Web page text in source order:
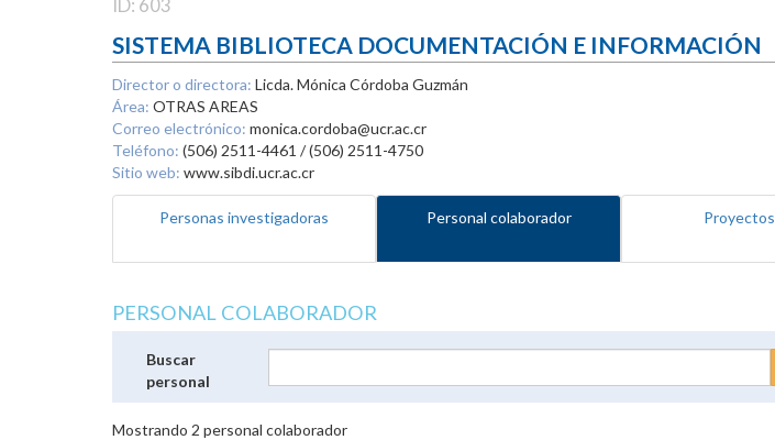
SISTEMA BIBLIOTECA DOCUMENTACIÓN E INFORMACIÓN
Director o directora: Licda. Mónica Córdoba Guzmán
Área: OTRAS AREAS
Correo electrónico: monica.cordoba@ucr.ac.cr
Teléfono: (506) 2511-4461 / (506) 2511-4750
Sitio web: www.sibdi.ucr.ac.cr
Personas investigadoras Personal colaborador Proyectos
PERSONAL COLABORADOR
Buscar
personal
Mostrando 2 personal colaborador